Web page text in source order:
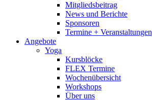
Mitgliedsbeitrag
News und Berichte
Sponsoren
Termine + Veranstaltungen
Angebote
Yoga
Kursblöcke
FLEX Termine
Wochenübersicht
Workshops
Über uns